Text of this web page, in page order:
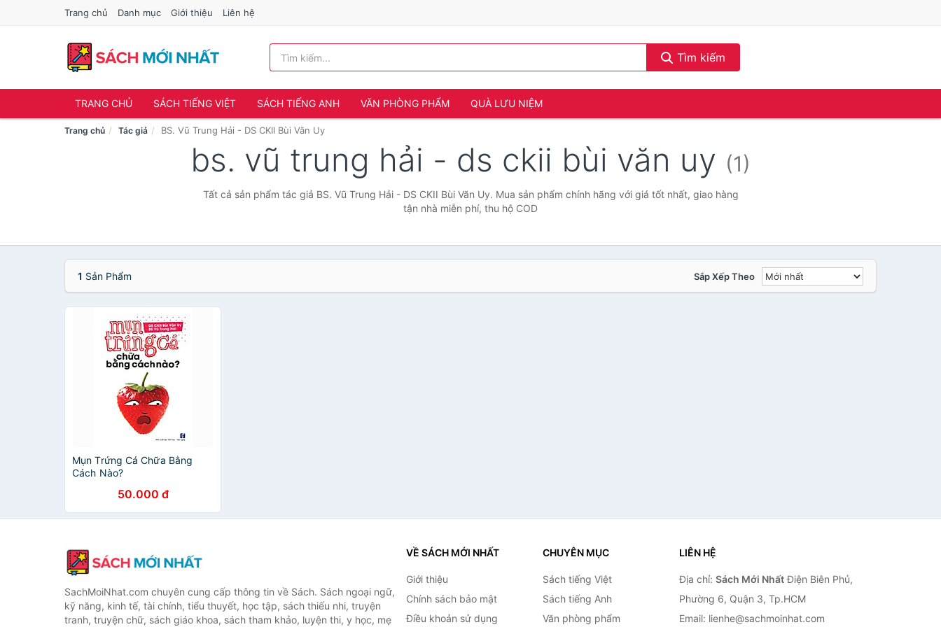
Trang chủ Danh mục Giới thiệu Liên hệ
Tìm kiếm
TRANG CHỦ SÁCH TIẾNG VIỆT SÁCH TIẾNG ANH VĂN PHÒNG PHẨM QUÀ LƯU NIỆM
Trang chủ Tác giả BS. Vũ Trung Hải - DS CKII Bùi Văn Uy
bs. vũ trung hải - ds ckii bùi văn uy (1)
Tất cả sản phẩm tác giả BS. Vũ Trung Hải - DS CKII Bùi Văn Uy. Mua sản phẩm chính hãng với giá tốt nhất, giao hàng
tận nhà miễn phí, thu hộ COD
1 Sản Phẩm Sắp Xếp Theo
Mụn Trứng Cá Chữa Bằng
Cách Nào?
50.000 đ
SachMoiNhat.com chuyên cung cấp thông tin về Sách. Sách ngoại ngữ,
kỹ năng, kinh tế, tài chính, tiểu thuyết, học tập, sách thiếu nhi, truyện
tranh, truyện chữ, sách giáo khoa, sách tham khảo, luyện thi, y học, mẹ
VỀ SÁCH MỚI NHẤT
Giới thiệu
Chính sách bảo mật
Điều khoản sử dụng
CHUYÊN MỤC
Sách tiếng Việt
Sách tiếng Anh
Văn phòng phẩm
LIÊN HỆ
Địa chỉ: Sách Mới NhấtĐiện Biên Phủ,
Phường 6, Quận 3, Tp.HCM
Email: lienhe@sachmoinhat.com